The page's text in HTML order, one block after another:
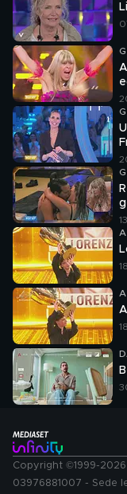
Copyright ©1999-2026
03976881007 - Sede